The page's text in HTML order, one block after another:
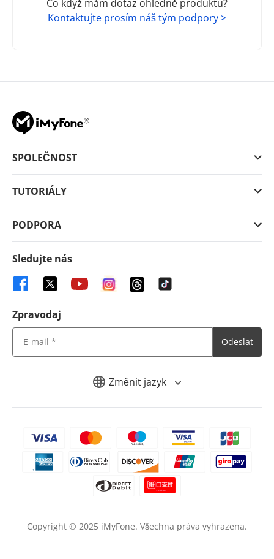
Co když mám dotaz ohledně produktu?
Kontaktujte prosím náš tým podpory >
Změnit jazyk
SPOLEČNOST
TUTORIÁLY
PODPORA
Sledujte nás
Zpravodaj
Odeslat
Copyright © 2025 iMyFone. Všechna práva vyhrazena.